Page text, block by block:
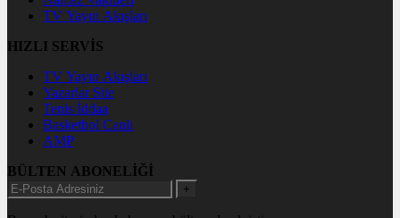
TV Yayın Akışları
HIZLI SERVİS
TV Yayın Akışları
Yazarlar Site
Tenis İddaa
Basketbol Canlı
AMP
BÜLTEN ABONELİĞİ
+